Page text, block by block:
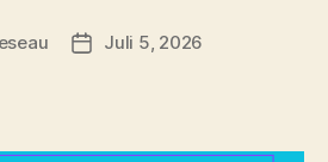
Veröffentlichungsdatum
Juli 5, 2026